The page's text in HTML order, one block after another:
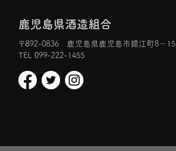
鹿児島県酒造組合
〒892-0836 鹿児島県鹿児島市錦江町8−15
TEL 099-222-1455